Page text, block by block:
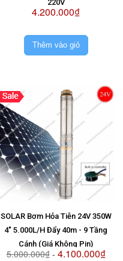
220V
4.200.000₫
Thêm vào giỏ
SOLAR Bơm Hỏa Tiễn 24V 350W
4" 5.000L/H Đẩy 40m - 9 Tầng
Cánh (Giá Không Pin)
5.000.000₫- 4.100.000₫